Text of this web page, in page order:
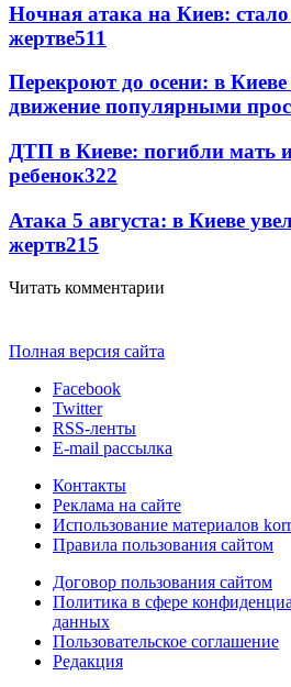
Ночная атака на Киев: стало
жертве511
Перекроют до осени: в
движение популярными
ДТП в Киеве: погибли мать
ребенок322
Атака 5 августа: в Киеве
жертв215
Читать комментарии
Полная версия сайта
Facebook
Twitter
RSS-ленты
E-mail рассылка
Контакты
Реклама на сайте
Использование материалов
Правила пользования сайтом
Договор пользования сайтом
Политика в сфере
данных
Пользовательское соглашение
Редакция